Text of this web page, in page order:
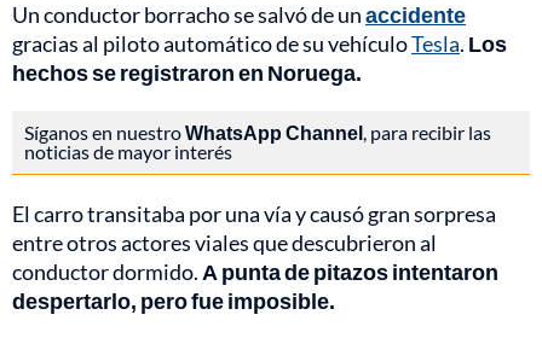
Un conductor borracho se salvó de unaccidente
gracias al piloto automático de su vehículoTesla. Los
hechos se registraron en Noruega.
Síganos en nuestroWhatsApp Channel, para recibir las
noticias de mayor interés
El carro transitaba por una vía y causó gran sorpresa
entre otros actores viales que descubrieron al
conductor dormido. A punta de pitazos intentaron
despertarlo, pero fue imposible.